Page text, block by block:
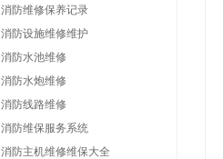
消防维修保养记录
消防设施维修维护
消防水池维修
消防水炮维修
消防线路维修
消防维保服务系统
消防主机维修维保大全